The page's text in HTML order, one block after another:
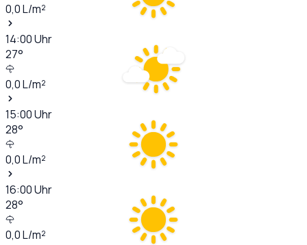
0,0L/m²
14:00Uhr
27°
0,0L/m²
15:00Uhr
28°
0,0L/m²
16:00Uhr
28°
0,0L/m²